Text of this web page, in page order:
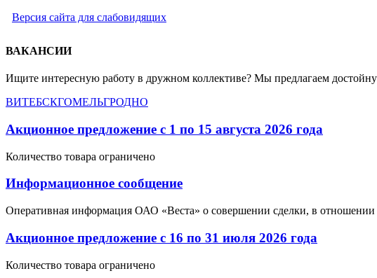
Версия сайта для слабовидящих
ВАКАНСИИ
Ищите интересную работу в дружном коллективе? Мы предлагаем
ВИТЕБСКГОМЕЛЬГРОДНО
Акционное предложение с 1 по 15 августа 2026 года
Количество товара ограничено
Информационное сообщение
Оперативная информация ОАО «Веста» о совершении сделки, в отношении
Акционное предложение с 16 по 31 июля 2026 года
Количество товара ограничено